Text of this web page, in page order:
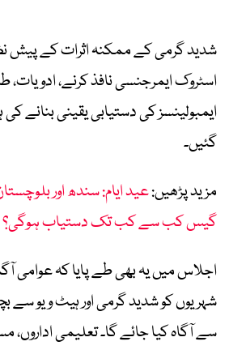
شدید گرمی کے ممکنہ اثرات کے پیش
اسٹروک ایمرجنسی نافذ کرنے، ادویات،
ایمبولینسز کی دستیابی یقینی بنانے
گئیں۔
مزید پڑھیں:عید ایام: سندھ اور
گیس کب سے کب تک دستیاب ہوگی؟
اجلاس میں یہ بھی طے پایا کہ عوامی
شہریوں کو شدید گرمی اور ہیٹ ویو سے
سے آگاہ کیا جائے گا۔ تعلیمی اداروں،